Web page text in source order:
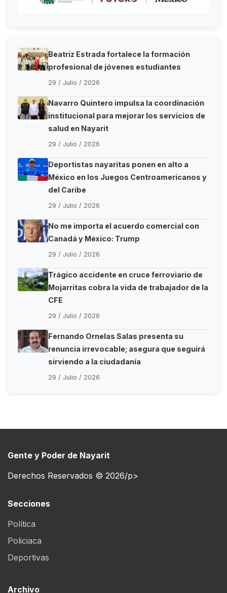
Beatriz Estrada fortalece la formación
profesional de jóvenes estudiantes
29 / Julio / 2026
Navarro Quintero impulsa la coordinación
institucional para mejorar los servicios de
salud en Nayarit
29 / Julio / 2026
Deportistas nayaritas ponen en alto a
México en los Juegos Centroamericanos y
del Caribe
29 / Julio / 2026
No me importa el acuerdo comercial con
Canadá y México: Trump
29 / Julio / 2026
Trágico accidente en cruce ferroviario de
Mojarritas cobra la vida de trabajador de la
CFE
29 / Julio / 2026
Fernando Ornelas Salas presenta su
renuncia irrevocable; asegura que seguirá
sirviendo a la ciudadanía
29 / Julio / 2026
Gente y Poder de Nayarit
Derechos Reservados © 2026/p>
Secciones
Política
Policiaca
Deportivas
Archivo